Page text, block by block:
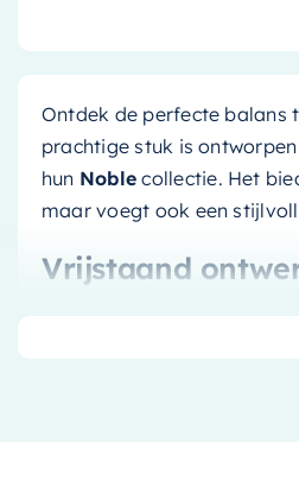
Ontdek de perfecte balans
prachtige stuk is
hun Noble collectie. Het
maar voegt ook een
Vrijstaand
Deze badkuip heeft een
installatie. U kunt het
optimaal kunt benutten.
luchtige sfeer, wat kan